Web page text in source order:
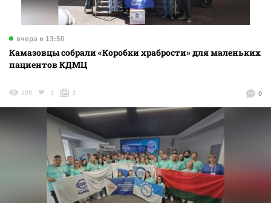
вчера в 13:50
Камазовцы собрали «Коробки храбрости» для маленьких
пациентов КДМЦ
0
295 1 3